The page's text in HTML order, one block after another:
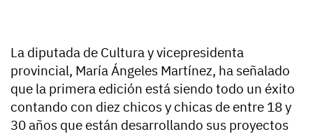
La diputada de Cultura y vicepresidenta
provincial, María Ángeles Martínez, ha señalado
que la primera edición está siendo todo un éxito
contando con diez chicos y chicas de entre 18 y
30 años que están desarrollando sus proyectos